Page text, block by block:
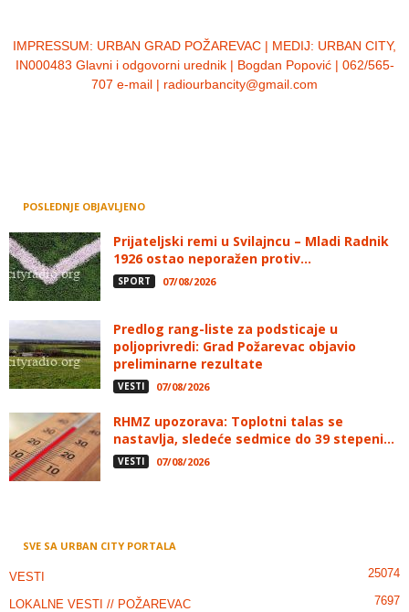
IMPRESSUM: URBAN GRAD POŽAREVAC | MEDIJ: URBAN CITY,
IN000483 Glavni i odgovorni urednik | Bogdan Popović | 062/565-
707 e-mail | radiourbancity@gmail.com
POSLEDNJE OBJAVLJENO
Prijateljski remi u Svilajncu – Mladi Radnik
1926 ostao neporažen protiv...
SPORT 07/08/2026
Predlog rang-liste za podsticaje u
poljoprivredi: Grad Požarevac objavio
preliminarne rezultate
VESTI 07/08/2026
RHMZ upozorava: Toplotni talas se
nastavlja, sledeće sedmice do 39 stepeni...
VESTI 07/08/2026
SVE SA URBAN CITY PORTALA
VESTI 25074
LOKALNE VESTI // POŽAREVAC 7697